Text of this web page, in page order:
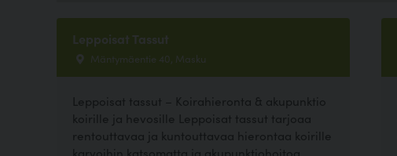
Leppoisat Tassut
Mäntymäentie 40, Masku
Leppoisat tassut – Koirahieronta & akupunktio
koirille ja hevosille Leppoisat tassut tarjoaa
rentouttavaa ja kuntouttavaa hierontaa koirille
karvoihin katsomatta ja akupunktiohoitoa...